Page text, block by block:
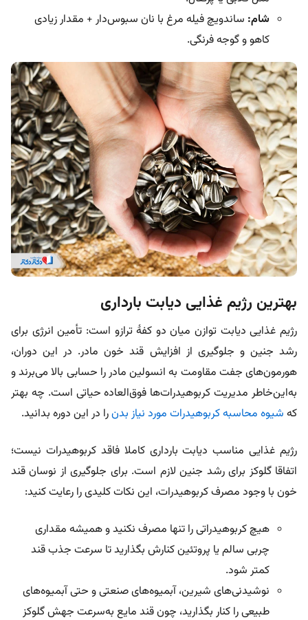
شام: ساندویچ فیله مرغ با نان سبوس‌دار + مقدار زیادی
کاهو و گوجه فرنگی.
بهترین رژیم غذایی دیابت بارداری
رژیم غذایی دیابت توازن میان دو کفۀ ترازو است: تأمین انرژی برای
رشد جنین و جلوگیری از افزایش قند خون مادر. در این دوران،
هورمون‌های جفت مقاومت به انسولین مادر را حسابی بالا می‌برند و
به‌این‌خاطر مدیریت کربوهیدرات‌ها فوق‌العاده حیاتی است. چه بهتر
که شیوه محاسبه کربوهیدرات مورد نیاز بدنرا در این دوره بدانید.
رژیم غذایی مناسب دیابت بارداری کاملا فاقد کربوهیدرات نیست؛
اتفاقا گلوکز برای رشد جنین لازم است. برای جلوگیری از نوسان قند
خون با وجود مصرف کربوهیدرات، این نکات کلیدی را رعایت کنید:
هیچ کربوهیدراتی را تنها مصرف نکنید و همیشه مقداری
چربی سالم یا پروتئین کنارش بگذارید تا سرعت جذب قند
کمتر شود.
نوشیدنی‌های شیرین، آبمیوه‌های صنعتی و حتی آبمیوه‌های
طبیعی را کنار بگذارید، چون قند مایع به‌سرعت جهش گلوکز